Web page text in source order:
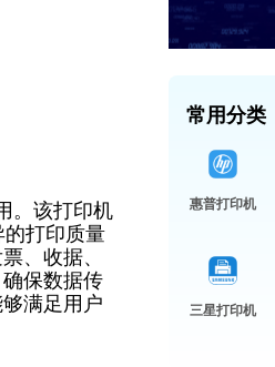
。该打印机
打印质量
、收据、
保数据传
满足用户
常用分类
惠普打印机
三星打印机